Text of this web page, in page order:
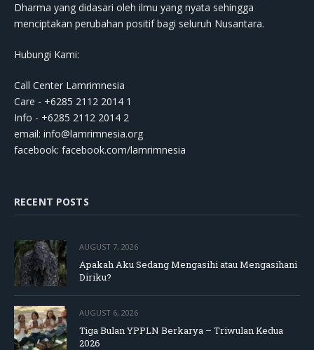
Dharma yang didasari oleh ilmu yang nyata sehingga
menciptakan perubahan positif bagi seluruh Nusantara.
Hubungi Kami:
Call Center Lamrimnesia
Care - +6285 2112 2014 1
Info - +6285 2112 2014 2
email: info@lamrimnesia.org
facebook: facebook.com/lamrimnesia
RECENT POSTS
AUGUST 7, 2026
Apakah Aku Sedang Mengasihi atau Mengasihani
Diriku?
AUGUST 6, 2026
Tiga Bulan YPPLN Berkarya – Triwulan Kedua
2026